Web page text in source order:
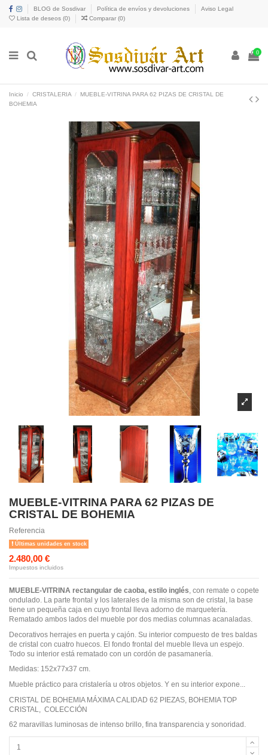
BLOG de Sosdivar Política de envíos y devoluciones
Aviso Legal
Lista de deseos (0) Comparar (0)
0
Inicio CRISTALERIA
MUEBLE-VITRINA PARA 62 PIZAS DE CRISTAL DE
BOHEMIA
MUEBLE-VITRINA PARA 62 PIZAS DE
CRISTAL DE BOHEMIA
Referencia
Últimas unidades en stock
2.480,00 €
Impuestos incluidos
MUEBLE-VITRINA rectangular de caoba, estilo inglés, con remate o copete
ondulado. La parte frontal y los laterales de la misma son de cristal, la base
tiene un pequeña caja en cuyo frontal lleva adorno de marqueterí­a.
Rematado ambos lados del mueble por dos medias columnas acanaladas.
Decorativos herrajes en puerta y cajón. Su interior compuesto de tres baldas
de cristal con cuatro huecos. El fondo frontal del mueble lleva un espejo.
Todo su interior está rematado con un cordón de pasamanería.
Medidas: 152x77x37 cm.
Mueble práctico para cristalería u otros objetos. Y en su interior expone...
CRISTAL DE BOHEMIA MÁXIMA CALIDAD 62 PIEZAS, BOHEMIA TOP
CRISTAL, COLECCIÓN
62 maravillas luminosas de intenso brillo, fina transparencia y sonoridad.